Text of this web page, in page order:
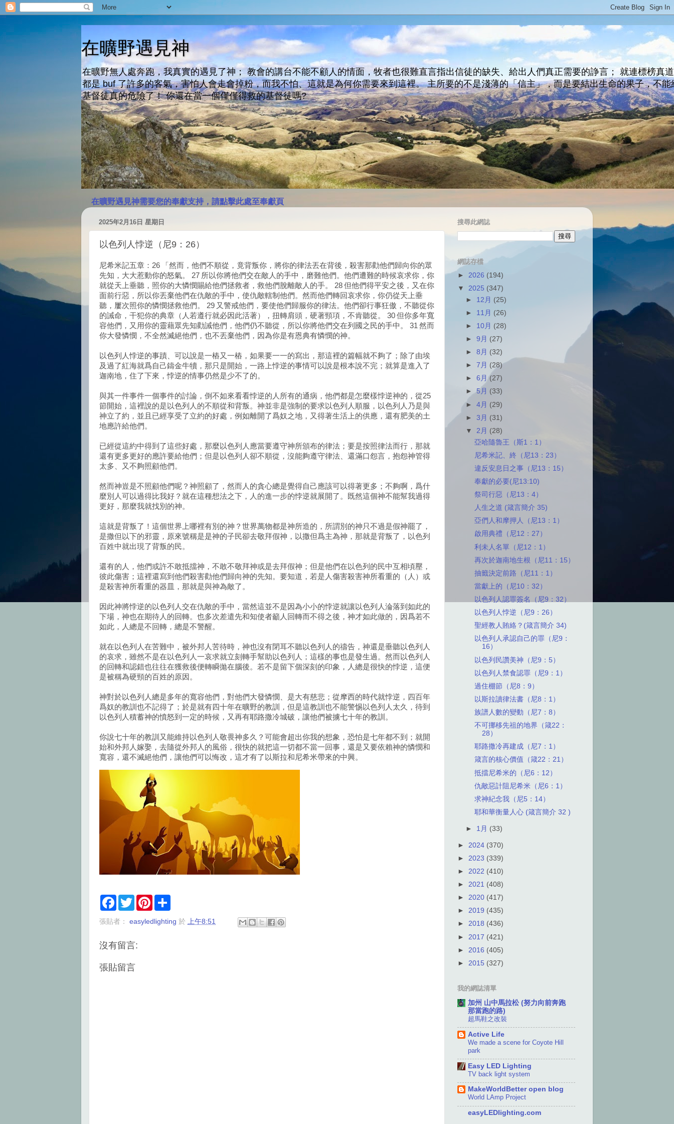
在曠野遇見神
在曠野無人處奔跑，我真實的遇見了神； 教會的講台不能不顧人的情面，牧者也很難直言指出信徒的缺失、給出人們真正需要的諍言； 就連標榜真
都是 buf 了許多的客氣，害怕人會走會掉粉，而我不怕、這就是為何你需要來到這裡。 主所要的不是淺薄的「信主」，而是要結出生命的果子，不能
基督徒真的危險了！ 你還在當一個僅僅得救的基督徒嗎?
在曠野遇見神需要您的奉獻支持，請點擊此處至奉獻頁
2025年2月16日 星期日
以色列人悖逆（尼9：26）
尼希米記五章：26 「然而，他們不順從，竟背叛你，將你的律法丟在背後，殺害那勸他們歸向你的眾
先知，大大惹動你的怒氣。 27 所以你將他們交在敵人的手中，磨難他們。他們遭難的時候哀求你，你
就從天上垂聽，照你的大憐憫賜給他們拯救者，救他們脫離敵人的手。 28 但他們得平安之後，又在你
面前行惡，所以你丟棄他們在仇敵的手中，使仇敵轄制他們。然而他們轉回哀求你，你仍從天上垂
聽，屢次照你的憐憫拯救他們。 29 又警戒他們，要使他們歸服你的律法。他們卻行事狂傲，不聽從你
的誡命，干犯你的典章（人若遵行就必因此活著），扭轉肩頭，硬著頸項，不肯聽從。 30 但你多年寬
容他們，又用你的靈藉眾先知勸誡他們，他們仍不聽從，所以你將他們交在列國之民的手中。 31 然而
你大發憐憫，不全然滅絕他們，也不丟棄他們，因為你是有恩典有憐憫的神。
以色列人悖逆的事蹟、可以說是一樁又一樁，如果要一一的寫出，那這裡的篇幅就不夠了；除了由埃
及過了紅海就爲自己鑄金牛犢，那只是開始，一路上悖逆的事情可以說是根本說不完；就算是進入了
迦南地，住了下來，悖逆的情事仍然是少不了的。
與其一件事件一個事件的討論，倒不如來看看悖逆的人所有的通病，他們都是怎麼樣悖逆神的，從25
節開始，這裡說的是以色列人的不順從和背叛。神並非是強制的要求以色列人順服，以色列人乃是與
神立了約，並且已經享受了立約的好處，例如離開了爲奴之地，又得著生活上的供應，還有肥美的土
地應許給他們。
已經從這約中得到了這些好處，那麼以色列人應當要遵守神所頒布的律法；要是按照律法而行，那就
還有更多更好的應許要給他們；但是以色列人卻不順從，沒能夠遵守律法、還滿口怨言，抱怨神管得
太多、又不夠照顧他們。
然而神豈是不照顧他們呢？神照顧了，然而人的貪心總是覺得自己應該可以得著更多；不夠啊，爲什
麼別人可以過得比我好？就在這種想法之下，人的進一步的悖逆就展開了。既然這個神不能幫我過得
更好，那麼我就找別的神。
這就是背叛了！這個世界上哪裡有別的神？世界萬物都是神所造的，所謂別的神只不過是假神罷了，
是撒但以下的邪靈，原來號稱是是神的子民卻去敬拜假神，以撒但爲主為神，那就是背叛了，以色列
百姓中就出現了背叛的民。
還有的人，他們或許不敢抵擋神，不敢不敬拜神或是去拜假神；但是他們在以色列的民中互相頃壓，
彼此傷害；這裡還寫到他們殺害勸他們歸向神的先知。要知道，若是人傷害殺害神所看重的（人）或
是殺害神所看重的器皿，那就是與神為敵了。
因此神將悖逆的以色列人交在仇敵的手中，當然這並不是因為小小的悖逆就讓以色列人淪落到如此的
下場，神也在期待人的回轉。也多次差遣先和知使者籲人回轉而不得之後，神才如此做的，因爲若不
如此，人總是不回轉，總是不警醒。
就在以色列人在苦難中，被外邦人苦待時，神也沒有閉耳不聽以色列人的禱告，神還是垂聽以色列人
的哀求，雖然不是在以色列人一哀求就立刻轉手幫助以色列人；這樣的事也是發生過。然而以色列人
的回轉和認錯也往往在獲救後便轉瞬拋在腦後。若不是留下個深刻的印象，人總是很快的悖逆，這便
是被稱為硬頸的百姓的原因。
神對於以色列人總是多年的寬容他們，對他們大發憐憫、是大有慈悲；從摩西的時代就悖逆，四百年
爲奴的教訓也不記得了；於是就有四十年在曠野的教訓，但是這教訓也不能警惕以色列人太久，待到
以色列人積蓄神的憤怒到一定的時候，又再有耶路撒冷城破，讓他們被擄七十年的教訓。
你說七十年的教訓又能維持以色列人敬畏神多久？可能會超出你我的想象，恐怕是七年都不到；就開
始和外邦人嫁娶，去隨從外邦人的風俗，很快的就把這一切都不當一回事，還是又要依賴神的憐憫和
寬容，還不滅絕他們，讓他們可以悔改，這才有了以斯拉和尼希米帶來的中興。
F
e
o
T
w
t
r
P
t
r
張貼者： easyledlighting 於 上午8:51
沒有留言:
張貼留言
搜尋此網誌
網誌存檔
► 2026 (194)
▼ 2025 (347)
► 12月 (25)
► 11月 (26)
► 10月 (28)
►9月 (27)
►8月 (32)
►7月 (28)
►6月(27)
►5月 (33)
►4月 (29)
►3月 (31)
▼ 2月 (28)
亞哈隨魯王（斯1：1）
尼希米記、終（尼13：23）
違反安息日之事（尼13：15）
奉獻的必要(尼13:10)
祭司行惡（尼13：4）
人生之道 (箴言簡介 35)
亞們人和摩押人（尼13：1）
啟用典禮（尼12：27）
利未人名單（尼12：1）
再次於迦南地生根（尼11：15）
抽籤決定前路（尼11：1）
當獻上的（尼10：32）
以色列人認罪簽名（尼9：32）
以色列人悖逆（尼9：26）
聖經教人賄絡？(箴言簡介 34)
以色列人承認自己的罪（尼9：
16）
以色列民讚美神（尼9：5）
以色列人禁食認罪（尼9：1）
過住棚節（尼8：9）
以斯拉讀律法書（尼8：1）
族譜人數的變動（尼7：8）
不可挪移先祖的地界（箴22：
28）
耶路撒冷再建成（尼7：1）
箴言的核心價值（箴22：21）
抵擋尼希米的（尼6：12）
仇敵惡計阻尼希米（尼6：1）
求神紀念我（尼5：14）
耶和華衡量人心 (箴言簡介 32 )
► 1月 (33)
► 2024 (370)
► 2023 (339)
► 2022 (410)
► 2021 (408)
► 2020 (417)
► 2019 (435)
► 2018 (436)
► 2017 (421)
► 2016 (405)
► 2015 (327)
我的網誌清單
加州 山中馬拉松 (努力向前奔跑
那當跑的路)
超馬鞋之改裝
Active Life
We made a scene for Coyote Hill
park
Easy LED Lighting
TV back light system
MakeWorldBetter open blog
World LAmp Project
easyLEDlighting.com